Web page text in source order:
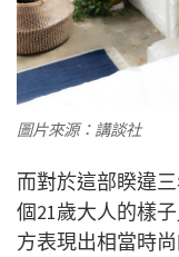
圖片來源：講談社
而對於這部睽違
個21歲大人的樣
方表現出相當時